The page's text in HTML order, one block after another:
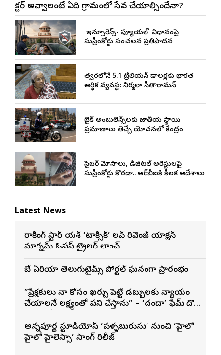
డాక్టర్ అవ్వాలంటే ఏడాది గ్రామంలో సేవ చేయాల్సిందేనా?
నో ఇన్సూరెన్స్-నో ఫ్యూయల్’ విధానంపై
సుప్రీంకోర్టు సంచలన ప్రతిపాదన
త్వరలోనే 5.1 ట్రిలియన్ డాలర్లకు భారత
ఆర్థిక వ్యవస్థ: నిర్మలా సీతారామన్
బైక్ అంబులెన్స్‌లకు జాతీయ స్థాయి
ప్రమాణాలు తెచ్చే యోచనలో కేంద్రం
సైబర్ మోసాలు, డిజిటల్ అరెస్టులపై
సుప్రీంకోర్టు కొరడా.. ఆర్‌బీఐకి కీలక ఆదేశాలు
Latest News
రాకింగ్ స్టార్ యశ్ ‘టాక్సిక్’ లవ్ రివెంజ్ యాక్షన్
మాగ్నమ్ ఓపస్‌ ట్రైలర్ లాంచ్
బే ఏరియా తెలుగుటైమ్స్ పోర్టల్ ఘనంగా ప్రారంభం
”ప్రేక్షకులు నా కోసం ఖర్చు పెట్టే డబ్బులకు న్యాయం
చేయాలనే లక్ష్యంతో పని చేస్తాను” – ‘దందా’ ఫేమ్ దొర
అన్నపూర్ణ స్టూడియోస్ ‘పళ్ళబురుసు’ నుంచి ‘హైలో
హైలో హైలెస్సా’ సాంగ్ రిలీజ్